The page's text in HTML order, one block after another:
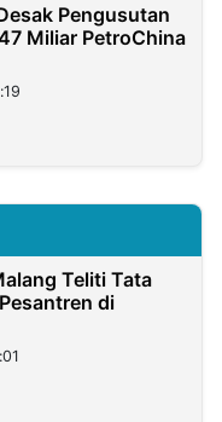
Pengusutan
Miliar PetroChina
Teliti Tata
di